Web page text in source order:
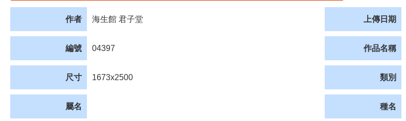
作者 海生館 君子堂 上傳日期
編號 04397 作品名稱
尺寸 1673x2500 類別
屬名 種名